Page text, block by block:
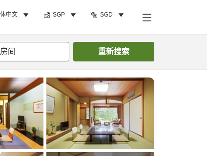
中文 SGP SGD
间 重新搜索
搜索客房